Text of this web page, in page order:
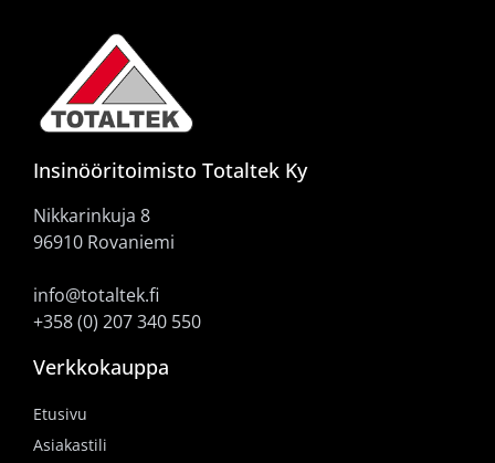
Insinööritoimisto Totaltek Ky
Nikkarinkuja 8
96910 Rovaniemi
info@totaltek.fi
+358 (0) 207 340 550
Verkkokauppa
Etusivu
Asiakastili